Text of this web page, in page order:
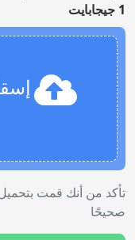
1 جيجابايت
تأكد من أنك قمت
صحيحًا